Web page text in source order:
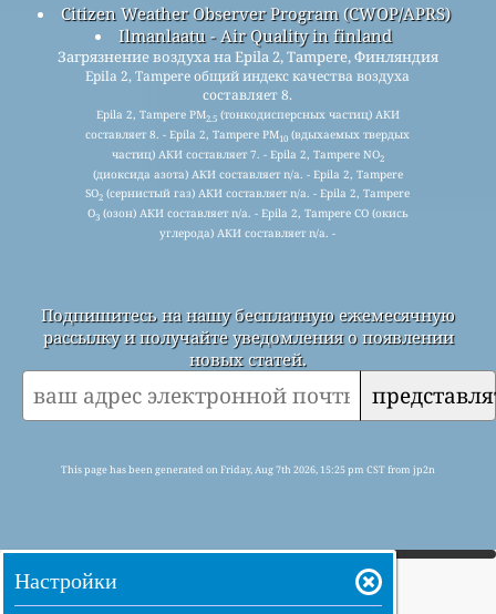
Citizen Weather Observer Program (CWOP/APRS)
Ilmanlaatu - Air Quality in finland
Загрязнение воздуха на Epila 2, Tampere, Финляндия
Epila 2, Tampere общий индекс качества воздуха
составляет 8.
Epila 2, Tampere PM2.5(тонкодисперсных частиц) АКИ
составляет 8. - Epila 2, Tampere PM10 (вдыхаемых твердых
частиц) АКИ составляет 7. - Epila 2, Tampere NO2
(диоксида азота) АКИ составляет n/a. - Epila 2, Tampere
SO2 (сернистый газ) АКИ составляет n/a. - Epila 2, Tampere
O3(озон) АКИ составляет n/a. - Epila 2, Tampere CO (окись
углерода) АКИ составляет n/a. -
Подпишитесь на нашу бесплатную ежемесячную
рассылку и получайте уведомления о появлении
новых статей.
This page has been generated on Friday, Aug 7th 2026, 15:25 pm CST from jp2n
Настройки